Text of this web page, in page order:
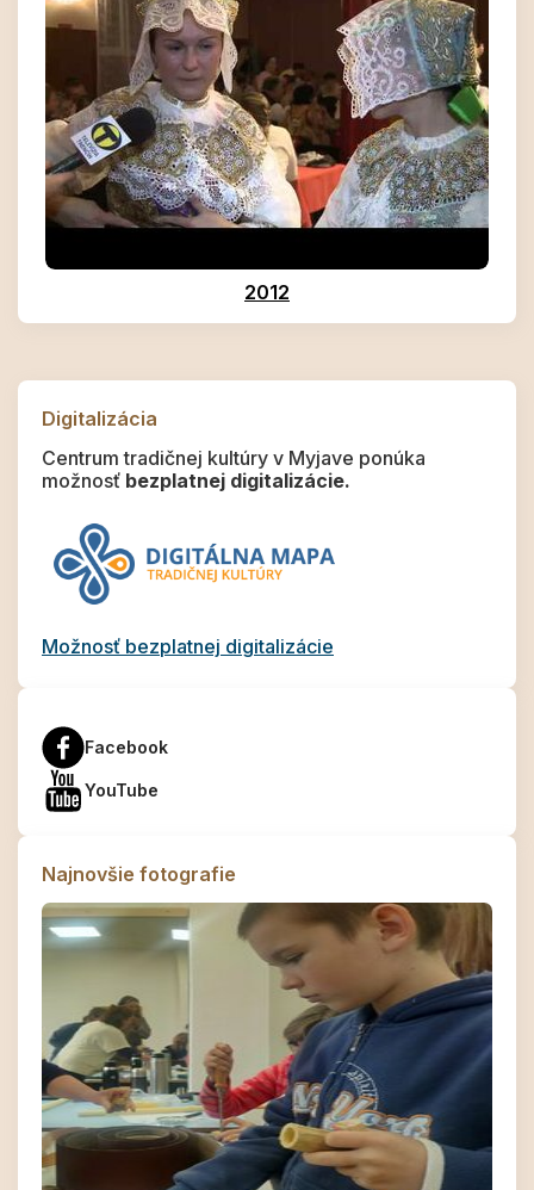
2012
Digitalizácia
Centrum tradičnej kultúry v Myjave ponúka
možnosť bezplatnej digitalizácie.
Možnosť bezplatnej digitalizácie
Facebook
YouTube
Najnovšie fotografie